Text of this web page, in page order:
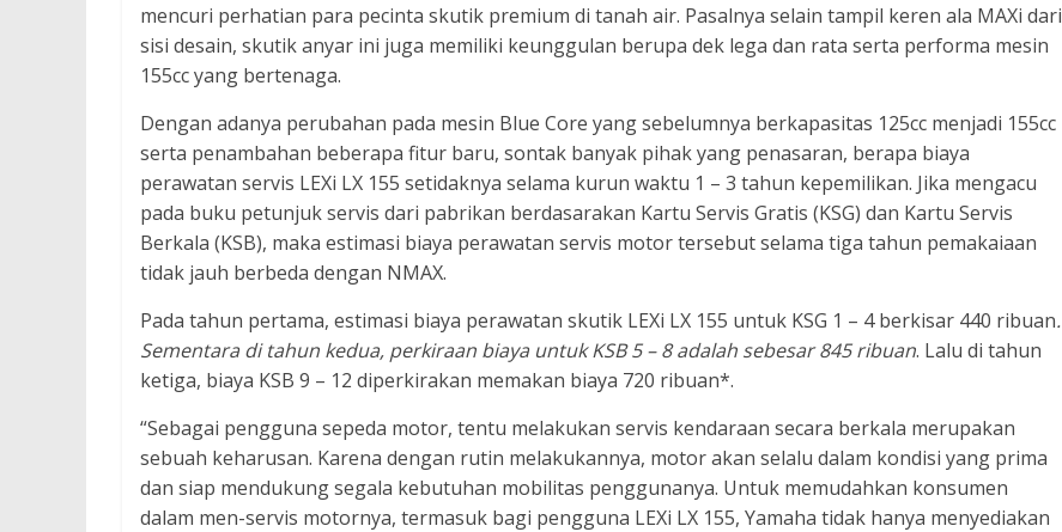
mencuri perhatian para pecinta skutik premium di tanah air. Pasalnya selain tampil keren ala MAXi dari
sisi desain, skutik anyar ini juga memiliki keunggulan berupa dek lega dan rata serta performa mesin
155cc yang bertenaga.
Dengan adanya perubahan pada mesin Blue Core yang sebelumnya berkapasitas 125cc menjadi 155cc
serta penambahan beberapa fitur baru, sontak banyak pihak yang penasaran, berapa biaya
perawatan servis LEXi LX 155 setidaknya selama kurun waktu 1 – 3 tahun kepemilikan. Jika mengacu
pada buku petunjuk servis dari pabrikan berdasarakan Kartu Servis Gratis (KSG) dan Kartu Servis
Berkala (KSB), maka estimasi biaya perawatan servis motor tersebut selama tiga tahun pemakaiaan
tidak jauh berbeda dengan NMAX.
Pada tahun pertama, estimasi biaya perawatan skutik LEXi LX 155 untuk KSG 1 – 4 berkisar 440 ribuan.
Sementara di tahun kedua, perkiraan biaya untuk KSB 5 – 8 adalah sebesar 845 ribuan. Lalu di tahun
ketiga, biaya KSB 9 – 12 diperkirakan memakan biaya 720 ribuan*.
“Sebagai pengguna sepeda motor, tentu melakukan servis kendaraan secara berkala merupakan
sebuah keharusan. Karena dengan rutin melakukannya, motor akan selalu dalam kondisi yang prima
dan siap mendukung segala kebutuhan mobilitas penggunanya. Untuk memudahkan konsumen
dalam men-servis motornya, termasuk bagi pengguna LEXi LX 155, Yamaha tidak hanya menyediakan